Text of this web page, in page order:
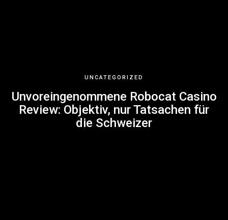
UNCATEGORIZED
Unvoreingenommene Robocat Casino
Review: Objektiv, nur Tatsachen für
die Schweizer